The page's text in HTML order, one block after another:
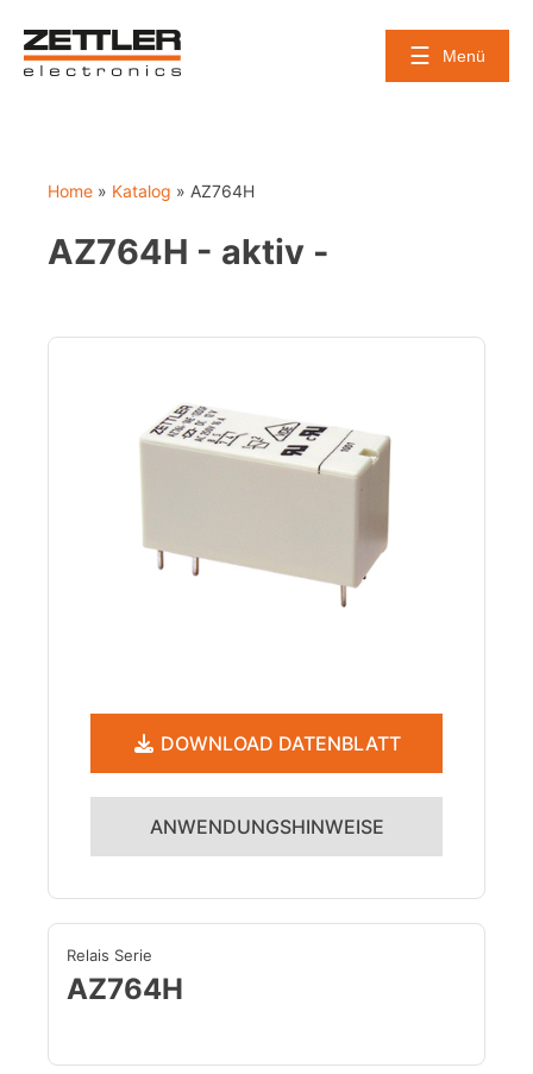
content
Menü
Home » Katalog » AZ764H
AZ764H - aktiv -
DOWNLOAD DATENBLATT
ANWENDUNGSHINWEISE
Relais Serie
AZ764H